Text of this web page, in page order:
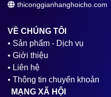
thiconggianhanghoicho.com
VỀ CHÚNG TÔI
• Sản phẩm - Dịch vụ
• Giới thiệu
• Liên hệ
• Thông tin chuyển khoản
MẠNG XÃ HỘI